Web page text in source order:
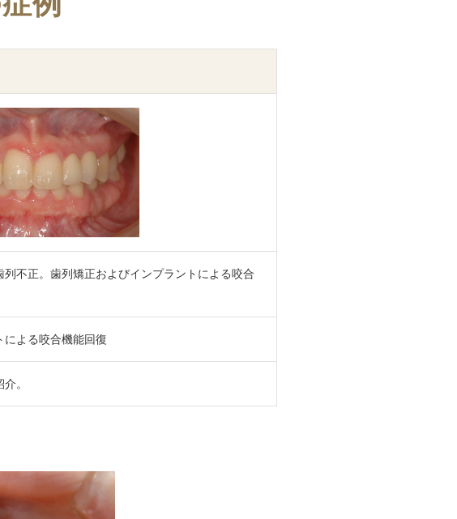
不正。歯列矯正およびインプラントによる咬合
よる咬合機能回復
。